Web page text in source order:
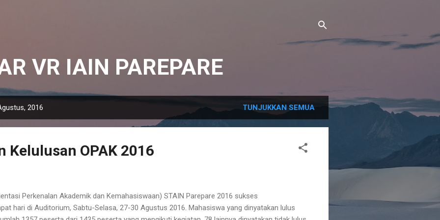
VR IAIN PAREPARE
2016 TUNJUKKAN SEMUA
Kelulusan OPAK 2016
Perkenalan Akademik dan Kemahasiswaan) STAIN Parepare 2016 sukses
hari di Auditorium, Sabtu-Selasa, 27-30 Agustus 2016. Mahasiswa yang dinyatakan lulus